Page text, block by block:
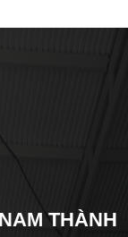
THÀNH